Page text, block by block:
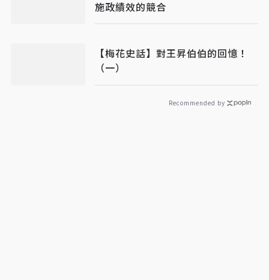
施政績效的競合
【梅花史話】對王昇伯伯的回憶！
（一）
Recommended by